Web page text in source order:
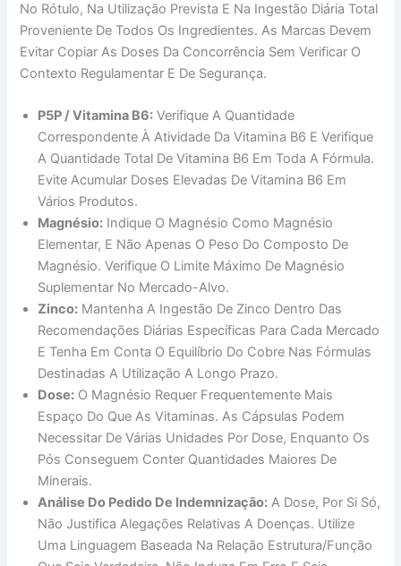
No Rótulo, Na Utilização Prevista E Na Ingestão Diária Total
Proveniente De Todos Os Ingredientes. As Marcas Devem
Evitar Copiar As Doses Da Concorrência Sem Verificar O
Contexto Regulamentar E De Segurança.
P5P / Vitamina B6: Verifique A Quantidade
Correspondente À Atividade Da Vitamina B6 E Verifique
A Quantidade Total De Vitamina B6 Em Toda A Fórmula.
Evite Acumular Doses Elevadas De Vitamina B6 Em
Vários Produtos.
Magnésio: Indique O Magnésio Como Magnésio
Elementar, E Não Apenas O Peso Do Composto De
Magnésio. Verifique O Limite Máximo De Magnésio
Suplementar No Mercado-Alvo.
Zinco: Mantenha A Ingestão De Zinco Dentro Das
Recomendações Diárias Específicas Para Cada Mercado
E Tenha Em Conta O Equilíbrio Do Cobre Nas Fórmulas
Destinadas A Utilização A Longo Prazo.
Dose: O Magnésio Requer Frequentemente Mais
Espaço Do Que As Vitaminas. As Cápsulas Podem
Necessitar De Várias Unidades Por Dose, Enquanto Os
Pós Conseguem Conter Quantidades Maiores De
Minerais.
Análise Do Pedido De Indemnização: A Dose, Por Si Só,
Não Justifica Alegações Relativas A Doenças. Utilize
Uma Linguagem Baseada Na Relação Estrutura/função